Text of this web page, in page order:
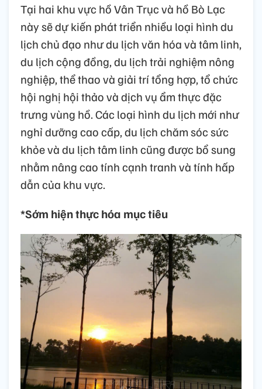
Tại hai khu vực hồ Vân Trục và hồ Bò Lạc
này sẽ dự kiến phát triển nhiều loại hình du
lịch chủ đạo như du lịch văn hóa và tâm linh,
du lịch cộng đồng, du lịch trải nghiệm nông
nghiệp, thể thao và giải trí tổng hợp, tổ chức
hội nghị hội thảo và dịch vụ ẩm thực đặc
trưng vùng hồ. Các loại hình du lịch mới như
nghỉ dưỡng cao cấp, du lịch chăm sóc sức
khỏe và du lịch tâm linh cũng được bổ sung
nhằm nâng cao tính cạnh tranh và tính hấp
dẫn của khu vực.
*Sớm hiện thực hóa mục tiêu